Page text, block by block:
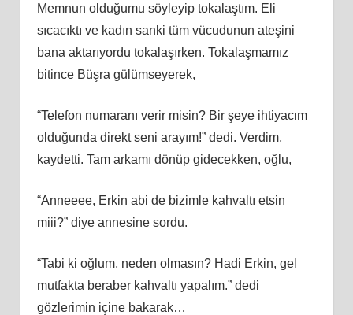
Memnun olduğumu söyleyip tokalaştım. Eli
sıcacıktı ve kadın sanki tüm vücudunun ateşini
bana aktarıyordu tokalaşırken. Tokalaşmamız
bitince Büşra gülümseyerek,
“Telefon numaranı verir misin? Bir şeye ihtiyacım
olduğunda direkt seni arayım!” dedi. Verdim,
kaydetti. Tam arkamı dönüp gidecekken, oğlu,
“Anneeee, Erkin abi de bizimle kahvaltı etsin
miii?” diye annesine sordu.
“Tabi ki oğlum, neden olmasın? Hadi Erkin, gel
mutfakta beraber kahvaltı yapalım.” dedi
gözlerimin içine bakarak…